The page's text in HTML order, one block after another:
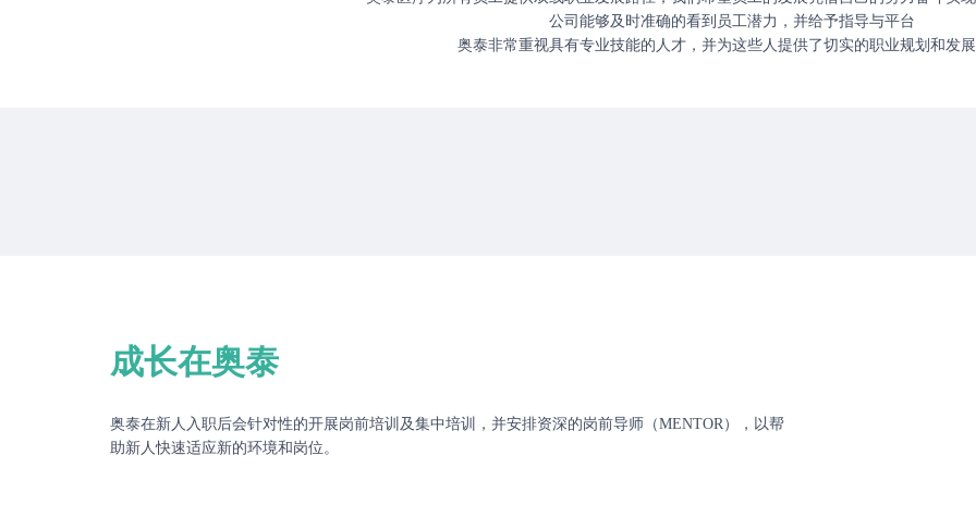
公司能够及时准确的看到员工潜力，并给予指导与平台
奥泰非常重视具有专业技能的人才，并为这些人提供了切实的职业规划和发
成长在奥泰
奥泰在新人入职后会针对性的开展岗前培训及集中培训，并安排资深的岗前导师（MENTOR），以帮
助新人快速适应新的环境和岗位。